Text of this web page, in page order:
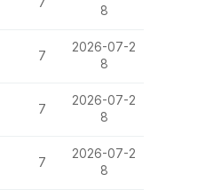
8
7
2026-07-2
8
7
2026-07-2
8
7
2026-07-2
8